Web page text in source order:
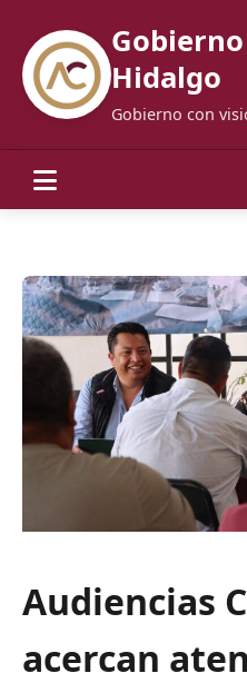
Hidalgo
Gobierno con
Audiencias
acercan